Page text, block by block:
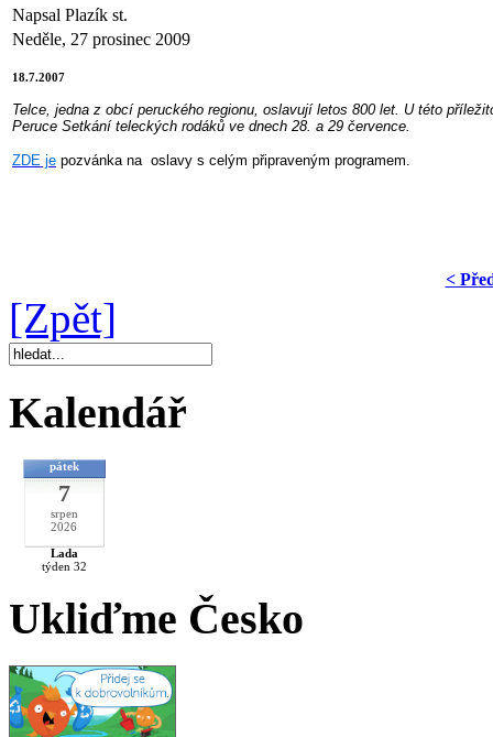
Napsal Plazík st.
Neděle, 27 prosinec 2009
18.7.2007
Telce, jedna z obcí peruckého regionu, oslavují letos 800 let. U této
Peruce Setkání teleckých rodáků ve dnech 28. a 29 července.
ZDE je pozvánka na oslavy s celým připraveným programem.
<
[Zpět]
Kalendář
pátek
7
srpen
2026
Lada
týden 32
Ukliďme Česko